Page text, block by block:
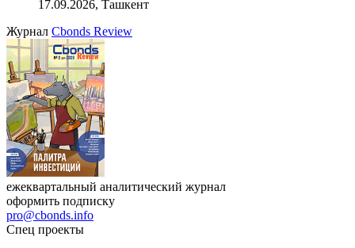
17.09.2026, Ташкент
Журнал Cbonds Review
ежеквартальный аналитический журнал
оформить подписку
pro@cbonds.info
Спец проекты